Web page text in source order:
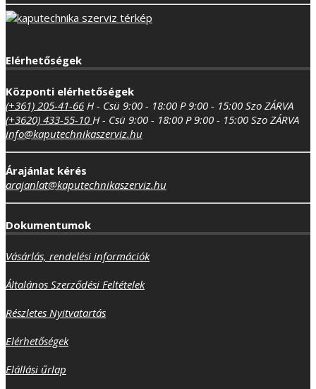
Elérhetőségek
Központi elérhetőségek
(+361) 205-41-66 H - Csü 9:00 - 18:00 P 9:00 - 15:00 Szo ZÁRVA
(+3620) 433-55-10 H - Csü 9:00 - 18:00 P 9:00 - 15:00 Szo ZÁRVA
info@kaputechnikaszerviz.hu
Árajánlat kérés
arajanlat@kaputechnikaszerviz.hu
Dokumentumok
Vásárlás, rendelési információk
Általános Szerződési Feltételek
Részletes Nyitvatartás
Elérhetőségek
Elállási űrlap